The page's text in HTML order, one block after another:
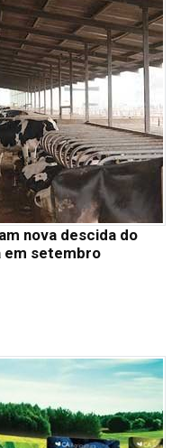
nova descida do
em setembro